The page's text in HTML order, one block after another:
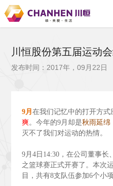
川恒股份第五届运动
发布时间：2017年，09月22日
9月 在我们记忆中的打开方式
爽。今年的9月却是秋雨延绵
灭不了我们对运动的热情。
9月4日14:30，在公司董事长
之篮球赛正式开赛了。本次
目，共有8支队伍参加6个小